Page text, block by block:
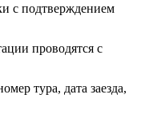
Экскурсионные
посещения
величественными
уникальными
старинные
Ростов также
с подтверждением
проводятся с
тура, дата заезда,